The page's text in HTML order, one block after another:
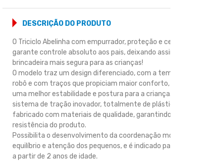
DESCRIÇÃO DO PRODUTO
O Triciclo Abelinha com empurrador, proteção e cestinha,
garante controle absoluto aos pais, deixando assim a
brincadeira mais segura para as crianças!
O modelo traz um design diferenciado, com a temática de
robô e com traços que propiciam maior conforto, bem como,
uma melhor estabilidade e postura para a criança. Possui um
sistema de tração inovador, totalmente de plástico, e é
fabricado com materiais de qualidade, garantindo a
resistência do produto.
Possibilita o desenvolvimento da coordenação motora,
equilíbrio e atenção dos pequenos, e é indicado para crianças
a partir de 2 anos de idade.